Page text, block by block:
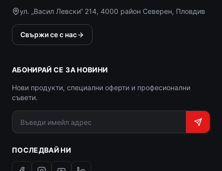
ул. „Васил Левски“ 214, 4000 район Северен, Пловдив
Свържи се с нас
АБОНИРАЙ СЕ ЗА НОВИНИ
Нови продукти, специални оферти и професионални
съвети.
ПОСЛЕДВАЙ НИ